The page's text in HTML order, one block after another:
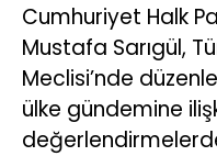
Cumhuriyet Halk
Mustafa Sarıgül,
Meclisi’nde
ülke gündemine